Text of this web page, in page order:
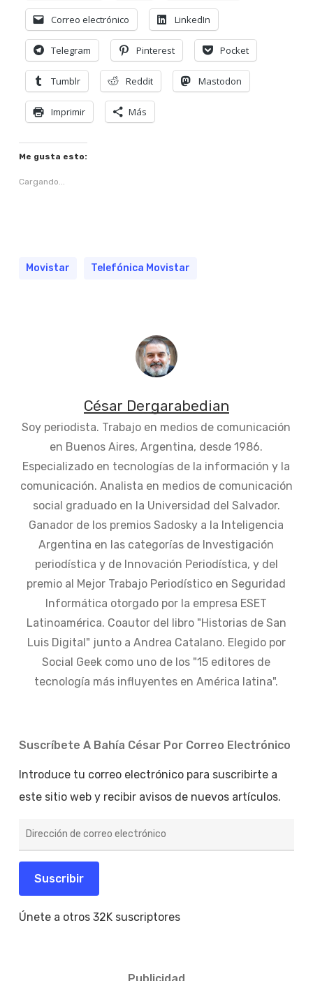
Correo electrónico LinkedIn
Telegram Pinterest Pocket
Tumblr Reddit Mastodon
Imprimir Más
Me gusta esto:
Cargando...
Movistar Telefónica Movistar
César Dergarabedian
Soy periodista. Trabajo en medios de comunicación
en Buenos Aires, Argentina, desde 1986.
Especializado en tecnologías de la información y la
comunicación. Analista en medios de comunicación
social graduado en la Universidad del Salvador.
Ganador de los premios Sadosky a la Inteligencia
Argentina en las categorías de Investigación
periodística y de Innovación Periodística, y del
premio al Mejor Trabajo Periodístico en Seguridad
Informática otorgado por la empresa ESET
Latinoamérica. Coautor del libro "Historias de San
Luis Digital" junto a Andrea Catalano. Elegido por
Social Geek como uno de los "15 editores de
tecnología más influyentes en América latina".
Suscríbete A Bahía César Por Correo Electrónico
Introduce tu correo electrónico para suscribirte a
este sitio web y recibir avisos de nuevos artículos.
de
electrónico
Suscribir
Únete a otros 32K suscriptores